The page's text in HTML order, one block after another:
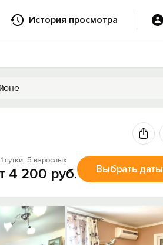
История просмотра
сутки, 5 взрослых
4 200 руб. Выбрать даты